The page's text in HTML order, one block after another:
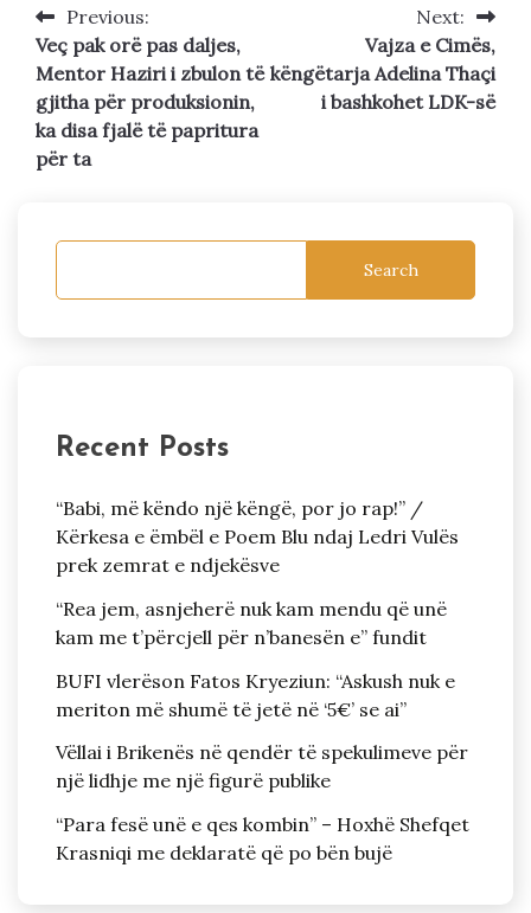
Post
navigation
Previous:
Veç pak orë pas daljes,
Mentor Haziri i zbulon të
gjitha për produksionin,
ka disa fjalë të papritura
për ta
Next:
Vajza e Cimës,
këngëtarja Adelina Thaçi
i bashkohet LDK-së
Search
Recent Posts
“Babi, më këndo një këngë, por jo rap!” /
Kërkesa e ëmbël e Poem Blu ndaj Ledri Vulës
prek zemrat e ndjekësve
“Rea jem, asnjeherë nuk kam mendu që unë
kam me t’përcjell për n’banesën e” fundit
BUFI vlerëson Fatos Kryeziun: “Askush nuk e
meriton më shumë të jetë në ‘5€’ se ai”
Vëllai i Brikenës në qendër të spekulimeve për
një lidhje me një figurë publike
“Para fesë unë e qes kombin” – Hoxhë Shefqet
Krasniqi me deklaratë që po bën bujë